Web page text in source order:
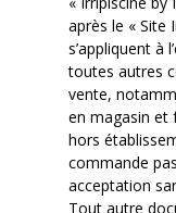
après le « Site
s’appliquent à
toutes autres
vente,
en magasin et
hors
commande
acceptation
Tout autre